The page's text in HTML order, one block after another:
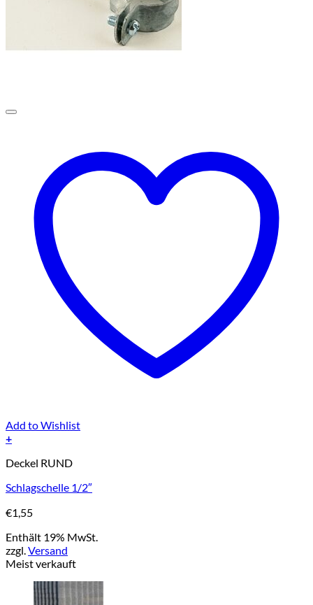
Add to Wishlist
+
Deckel RUND
Schlagschelle 1/2″
€1,55
Enthält 19% MwSt.
zzgl.Versand
Meist verkauft